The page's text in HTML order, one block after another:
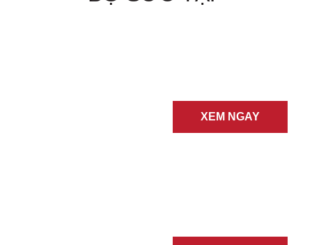
XEM NGAY